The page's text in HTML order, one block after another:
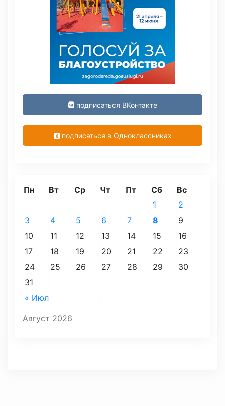
подписаться ВКонтакте
подписаться в Одноклассниках
Август 2026
Пн Вт Ср Чт Пт Сб Вс
« Июл
1
2
3
4 5 6 7 8
9
10
11 12 13 14 15
16
17
18 19 20 21 22
23
24
25 26 27 28 29
30
31